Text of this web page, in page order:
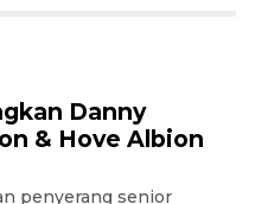
Danny
& Hove Albion
penyerang senior